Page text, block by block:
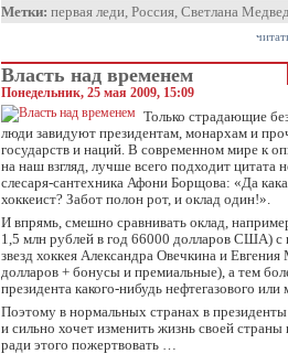
Метки: первая леди, Россия, Светлана
Власть над временем
Понедельник, 25 мая 2009, 15:09
Только страдающие
люди завидуют президентам, монархам и
государств и наций. В современном мире к
на наш взгляд, лучше всего подходит цитата
слесаря-сантехника Афони Борщова: «Да
хоккеист? Забот полон рот, и оклад один!».
И впрямь, смешно сравнивать оклад,
1,5 млн рублей в год 66000 долларов США)
звезд хоккея Александра Овечкина и
долларов + бонусы и премиальные), а тем
президента какого-нибудь нефтегазового
Поэтому в нормальных странах в
и сильно хочет изменить жизнь своей
ради этого пожертвовать …